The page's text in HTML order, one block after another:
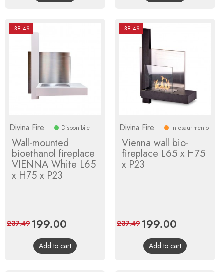
-38.49
Divina Fire Disponibile
Wall-mounted
bioethanol fireplace
VIENNA White L65
x H75 x P23
Price
199.00
price
237.49
Add to cart
-38.49
Divina Fire In esaurimento
Vienna wall bio-
fireplace L65 x H75
x P23
Price
199.00
price
237.49
Add to cart